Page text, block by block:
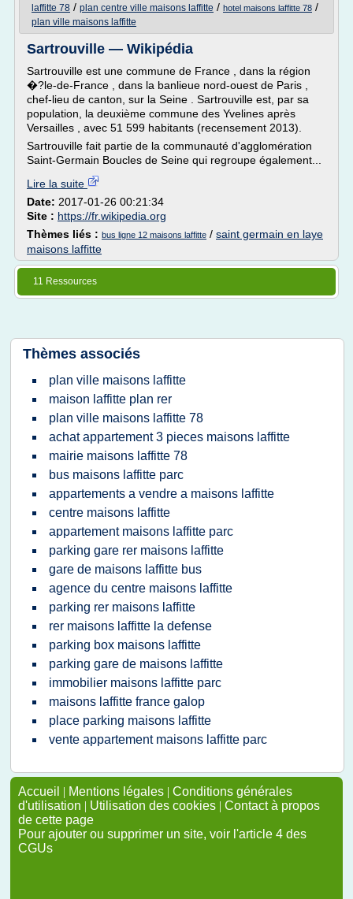
laffitte 78 / plan centre ville maisons laffitte / hotel maisons laffitte 78 /
plan ville maisons laffitte
Sartrouville — Wikipédia
Sartrouville est une commune de France , dans la région
�?le-de-France , dans la banlieue nord-ouest de Paris ,
chef-lieu de canton, sur la Seine . Sartrouville est, par sa
population, la deuxième commune des Yvelines après
Versailles , avec 51 599 habitants (recensement 2013).
Sartrouville fait partie de la communauté d'agglomération
Saint-Germain Boucles de Seine qui regroupe également...
Lire la suite
Date: 2017-01-26 00:21:34
Site : https://fr.wikipedia.org
Thèmes liés : bus ligne 12 maisons laffitte / saint germain en laye
maisons laffitte
11 Ressources
Thèmes associés
plan ville maisons laffitte
maison laffitte plan rer
plan ville maisons laffitte 78
achat appartement 3 pieces maisons laffitte
mairie maisons laffitte 78
bus maisons laffitte parc
appartements a vendre a maisons laffitte
centre maisons laffitte
appartement maisons laffitte parc
parking gare rer maisons laffitte
gare de maisons laffitte bus
agence du centre maisons laffitte
parking rer maisons laffitte
rer maisons laffitte la defense
parking box maisons laffitte
parking gare de maisons laffitte
immobilier maisons laffitte parc
maisons laffitte france galop
place parking maisons laffitte
vente appartement maisons laffitte parc
Accueil | Mentions légales | Conditions générales
d'utilisation | Utilisation des cookies | Contact à propos
de cette page
Pour ajouter ou supprimer un site, voir l'article 4 des
CGUs